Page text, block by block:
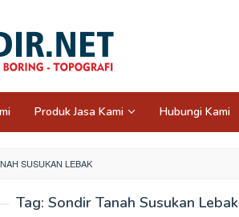
Produk Jasa Kami Hubungi Kami
SUSUKAN LEBAK
Tag: Sondir Tanah Susukan Lebak